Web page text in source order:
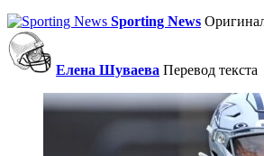
Sporting News
Елена Шуваева Перевод текста